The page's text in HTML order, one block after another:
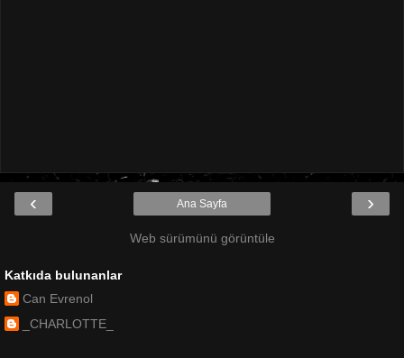
‹ ›
Ana Sayfa
Web sürümünü görüntüle
Katkıda bulunanlar
Can Evrenol
_CHARLOTTE_